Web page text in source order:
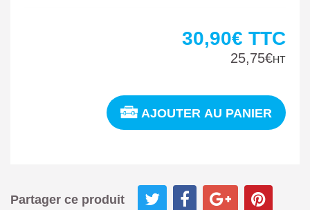
30,90€ TTC
25,75€HT
AJOUTER AU PANIER
Partager ce produit